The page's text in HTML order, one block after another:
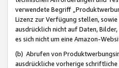
verwendete Begriff
Lizenz zur Verfügung stellen,
ausdrücklich nicht auf Daten,
es sich nicht um eine Amazon-
(b) Abrufen von
ausdrückliche vorherige